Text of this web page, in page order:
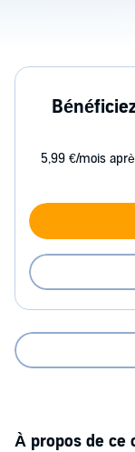
5,99 €/mois
À propos de ce